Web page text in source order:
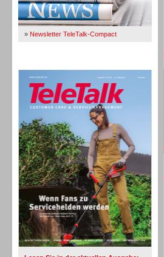
» Newsletter TeleTalk-Compact
TK- und ACD-Systeme